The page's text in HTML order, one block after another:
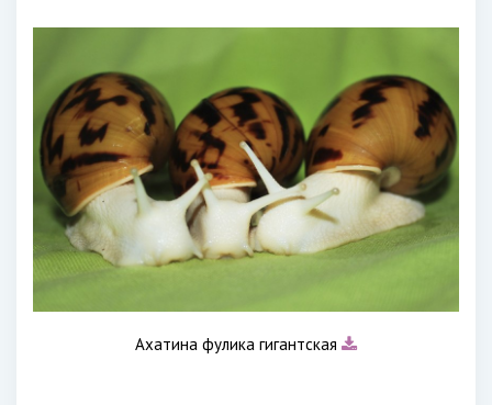
Ахатина фулика гигантская